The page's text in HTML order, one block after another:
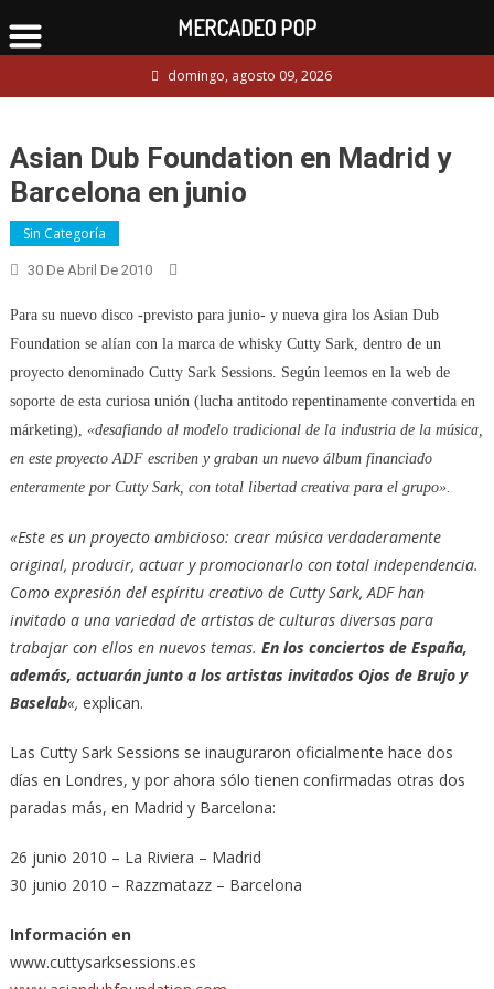
to
domingo, agosto 09, 2026
Asian Dub Foundation en Madrid y
Barcelona en junio
Sin Categoría
30 De Abril De 2010
Para su nuevo disco -previsto para junio- y nueva gira los Asian Dub
Foundation se alían con la marca de whisky Cutty Sark, dentro de un
proyecto denominado Cutty Sark Sessions. Según leemos en la web de
soporte de esta curiosa unión (lucha antitodo repentinamente convertida en
márketing), «desafiando al modelo tradicional de la industria de la música,
en este proyecto ADF escriben y graban un nuevo álbum financiado
enteramente por Cutty Sark, con total libertad creativa para el grupo».
«Este es un proyecto ambicioso: crear música verdaderamente
original, producir, actuar y promocionarlo con total independencia.
Como expresión del espíritu creativo de Cutty Sark, ADF han
invitado a una variedad de artistas de culturas diversas para
trabajar con ellos en nuevos temas. En los conciertos de España,
además, actuarán junto a los artistas invitados Ojos de Brujo y
Baselab«, explican.
Las Cutty Sark Sessions se inauguraron oficialmente hace dos
días en Londres, y por ahora sólo tienen confirmadas otras dos
paradas más, en Madrid y Barcelona:
26 junio 2010 – La Riviera – Madrid
30 junio 2010 – Razzmatazz – Barcelona
Información en
www.cuttysarksessions.es
MERCADEO POP